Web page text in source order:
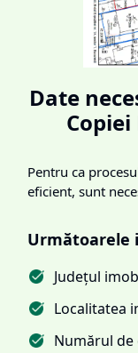
Date
Pentru ca
eficient, sunt
Următoarele
Județul
Localitatea
Numărul